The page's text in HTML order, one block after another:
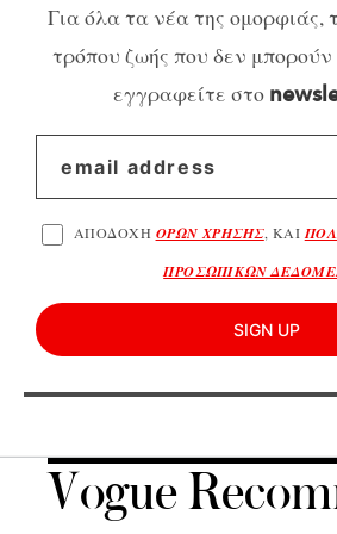
Για όλα τα νέα της ομορφιάς,
τρόπου ζωής που δεν
εγγραφείτε στο
ΑΠΟΔΟΧΗ ΟΡΩΝ ΧΡΗΣΗΣ, ΚΑΙ
ΠΡΟΣΩΠΙΚΩΝ
SIGN UP
Vogue